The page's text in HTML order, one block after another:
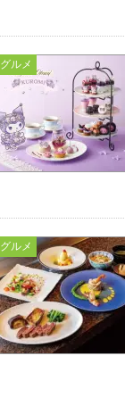
グルメ
グルメ